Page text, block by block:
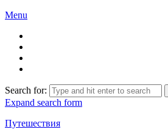
Menu
Search for:
Expand search form
Путешествия